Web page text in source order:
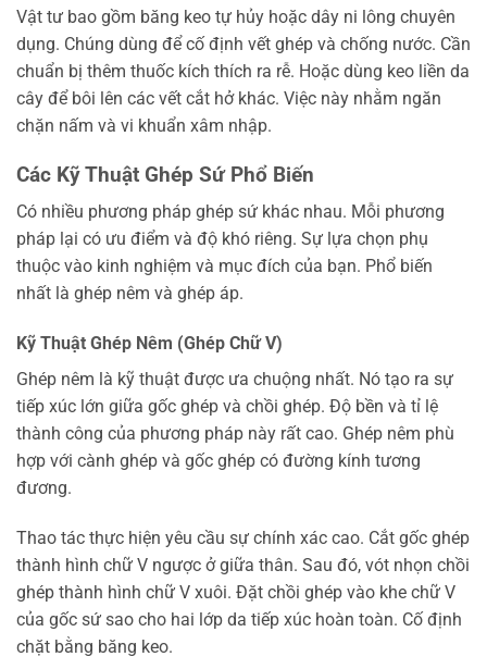
Vật tư bao gồm băng keo tự hủy hoặc dây ni lông chuyên
dụng. Chúng dùng để cố định vết ghép và chống nước. Cần
chuẩn bị thêm thuốc kích thích ra rễ. Hoặc dùng keo liền da
cây để bôi lên các vết cắt hở khác. Việc này nhằm ngăn
chặn nấm và vi khuẩn xâm nhập.
Các Kỹ Thuật Ghép Sứ Phổ Biến
Có nhiều phương pháp ghép sứ khác nhau. Mỗi phương
pháp lại có ưu điểm và độ khó riêng. Sự lựa chọn phụ
thuộc vào kinh nghiệm và mục đích của bạn. Phổ biến
nhất là ghép nêm và ghép áp.
Kỹ Thuật Ghép Nêm (Ghép Chữ V)
Ghép nêm là kỹ thuật được ưa chuộng nhất. Nó tạo ra sự
tiếp xúc lớn giữa gốc ghép và chồi ghép. Độ bền và tỉ lệ
thành công của phương pháp này rất cao. Ghép nêm phù
hợp với cành ghép và gốc ghép có đường kính tương
đương.
Thao tác thực hiện yêu cầu sự chính xác cao. Cắt gốc ghép
thành hình chữ V ngược ở giữa thân. Sau đó, vót nhọn chồi
ghép thành hình chữ V xuôi. Đặt chồi ghép vào khe chữ V
của gốc sứ sao cho hai lớp da tiếp xúc hoàn toàn. Cố định
chặt bằng băng keo.